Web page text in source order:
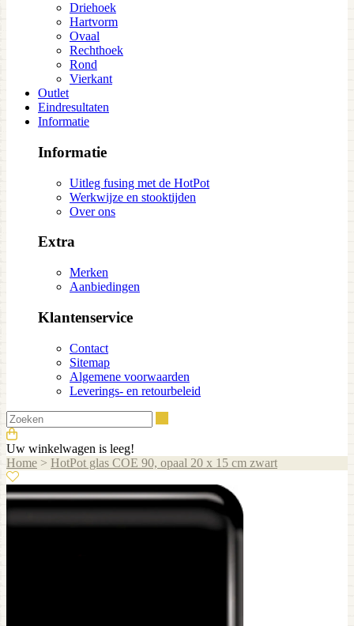
Driehoek
Hartvorm
Ovaal
Rechthoek
Rond
Vierkant
Outlet
Eindresultaten
Informatie
Informatie
Uitleg fusing met de HotPot
Werkwijze en stooktijden
Over ons
Extra
Merken
Aanbiedingen
Klantenservice
Contact
Sitemap
Algemene voorwaarden
Leverings- en retourbeleid
Uw winkelwagen is leeg!
Home > HotPot glas COE 90, opaal 20 x 15 cm zwart